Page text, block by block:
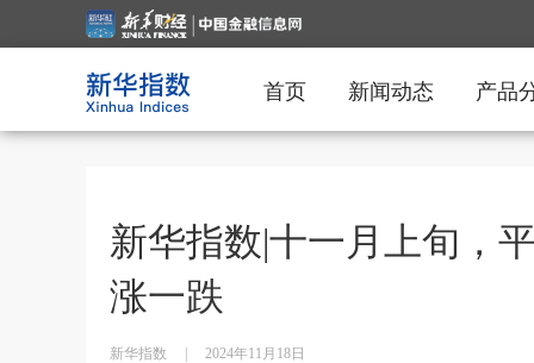
首页 新闻动态 产品
新华指数|十一月上旬，
涨一跌
新华指数 2024年11月18日